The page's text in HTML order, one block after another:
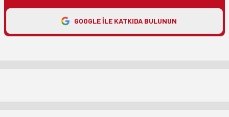
GOOGLE ILE KATKIDA BULUNUN